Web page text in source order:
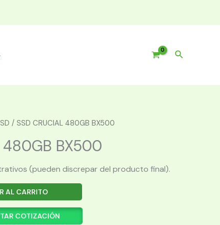
Buscar
/ SSD CRUCIAL 480GB BX500
480GB BX500
(pueden discrepar del producto final).
AL CARRITO
COTIZACIÓN